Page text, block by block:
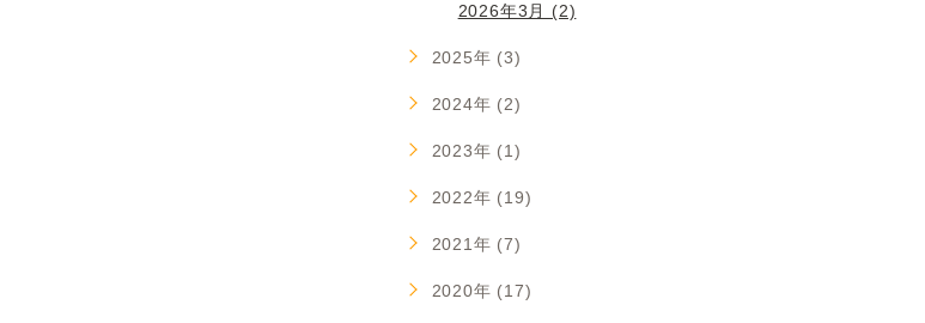
2026年3月 (2)
2025年 (3)
2024年 (2)
2023年 (1)
2022年 (19)
2021年 (7)
2020年 (17)